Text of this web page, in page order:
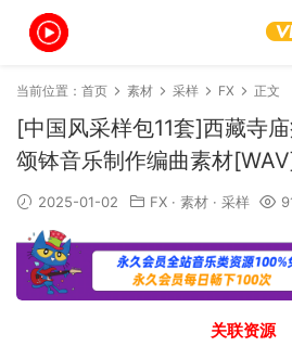
当前位置： 首页 素材 采样 FX 正文
[中国风采样包11套]西藏寺
颂钵音乐制作编曲素材
2025-01-02 FX · 素材 · 采样
关联资源